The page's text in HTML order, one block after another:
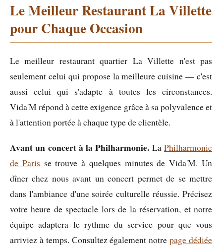
Le Meilleur Restaurant La Villette
pour Chaque Occasion
Le meilleur restaurant quartier La Villette n'est pas
seulement celui qui propose la meilleure cuisine — c'est
aussi celui qui s'adapte à toutes les circonstances.
Vida'M répond à cette exigence grâce à sa polyvalence et
à l'attention portée à chaque type de clientèle.
Avant un concert à la Philharmonie. LaPhilharmonie
de Paris se trouve à quelques minutes de Vida'M. Un
dîner chez nous avant un concert permet de se mettre
dans l'ambiance d'une soirée culturelle réussie. Précisez
votre heure de spectacle lors de la réservation, et notre
équipe adaptera le rythme du service pour que vous
arriviez à temps. Consultez également notrepage dédiée